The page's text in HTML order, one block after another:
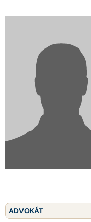
ADVOKÁTNÍ DENÍK
KONTAKT
ADVOKÁT